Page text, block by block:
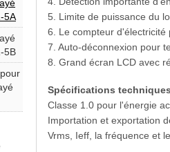
5A
5B
5. Limite de puissance du
6. Le compteur
7. Auto-déconnexion pour
8. Grand écran LCD avec
Spécifications
Classe 1.0 pour l'énergie
Importation et exportation
Vrms, Ieff, la fréquence et